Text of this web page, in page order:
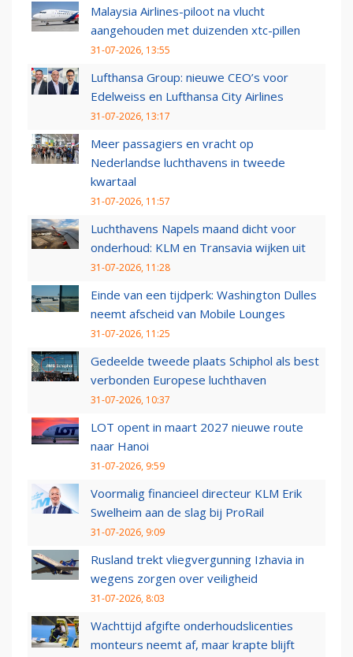
Malaysia Airlines-piloot na vlucht
aangehouden met duizenden xtc-pillen
31-07-2026, 13:55
Lufthansa Group: nieuwe CEO’s voor
Edelweiss en Lufthansa City Airlines
31-07-2026, 13:17
Meer passagiers en vracht op
Nederlandse luchthavens in tweede
kwartaal
31-07-2026, 11:57
Luchthavens Napels maand dicht voor
onderhoud: KLM en Transavia wijken uit
31-07-2026, 11:28
Einde van een tijdperk: Washington Dulles
neemt afscheid van Mobile Lounges
31-07-2026, 11:25
Gedeelde tweede plaats Schiphol als best
verbonden Europese luchthaven
31-07-2026, 10:37
LOT opent in maart 2027 nieuwe route
naar Hanoi
31-07-2026, 9:59
Voormalig financieel directeur KLM Erik
Swelheim aan de slag bij ProRail
31-07-2026, 9:09
Rusland trekt vliegvergunning Izhavia in
wegens zorgen over veiligheid
31-07-2026, 8:03
Wachttijd afgifte onderhoudslicenties
monteurs neemt af, maar krapte blijft